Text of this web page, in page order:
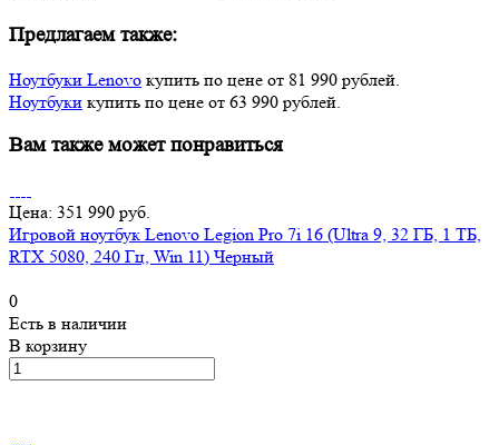
Предлагаем также:
Ноутбуки Lenovo купить по цене от 81 990 рублей.
Ноутбуки купить по цене от 63 990 рублей.
Вам также может понравиться
Цена: 351 990 руб.
Игровой ноутбук Lenovo Legion Pro 7i 16 (Ultra 9, 32 ГБ, 1 ТБ,
RTX 5080, 240 Гц, Win 11) Черный
0
Есть в наличии
В корзину